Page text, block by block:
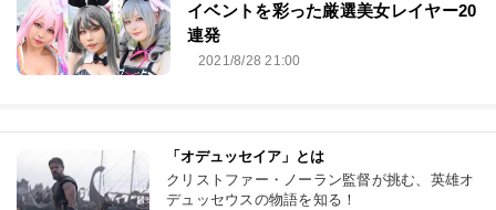
イベントを彩った厳選美女レイヤー20
連発
2021/8/28 21:00
「オデュッセイア」とは
クリストファー・ノーラン監督が挑む、英雄オ
デュッセウスの物語を知る！